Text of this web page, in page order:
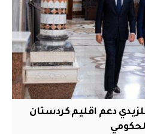
دعم اقليم ‏كردستان